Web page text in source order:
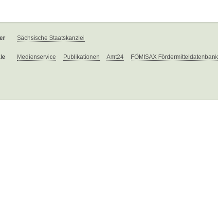
Sächsische Staatskanzlei
Medienservice Publikationen Amt24 FÖMISAX Fördermitteldatenbank